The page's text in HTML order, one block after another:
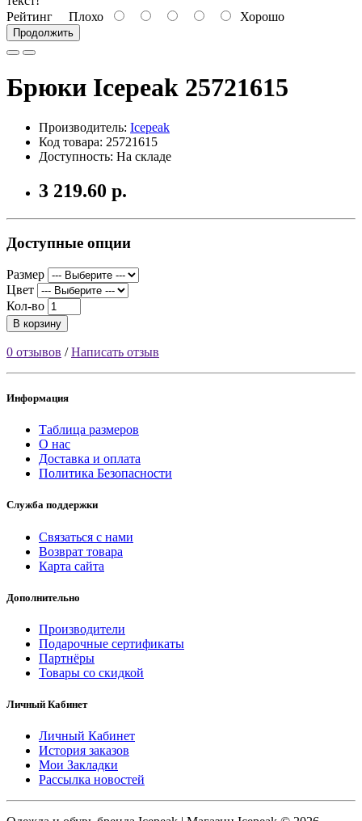
Рейтинг Плохо Хорошо
Продолжить
Брюки Icepeak 25721615
Производитель: Icepeak
Код товара: 25721615
Доступность: На складе
3 219.60 р.
Доступные опции
Размер
Цвет
Кол-во
В корзину
0 отзывов /Написать отзыв
Информация
Таблица размеров
О нас
Доставка и оплата
Политика Безопасности
Служба поддержки
Связаться с нами
Возврат товара
Карта сайта
Дополнительно
Производители
Подарочные сертификаты
Партнёры
Товары со скидкой
Личный Кабинет
Личный Кабинет
История заказов
Мои Закладки
Рассылка новостей